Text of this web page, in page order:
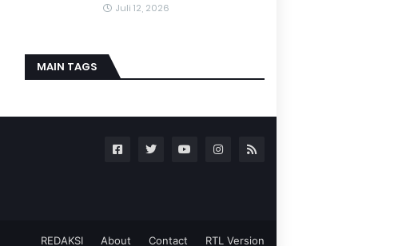
Juli 12, 2026
MAIN TAGS
REDAKSI About Contact RTL Version